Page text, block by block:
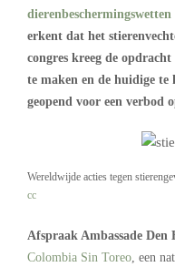
dierenbeschermingswetten
erkent dat het
congres kreeg de
te maken en de huidige
geopend voor een verbod
Wereldwijde acties tegen
cc
Afspraak Ambassade Den
Colombia Sin Toreo , een